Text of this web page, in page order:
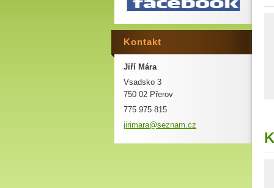
Kontakt
Jiří Mára
Vsadsko 3
750 02 Přerov
775 975 815
jirimara@seznam.cz